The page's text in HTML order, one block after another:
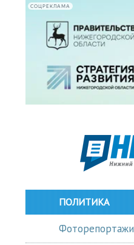
СОЦРЕКЛАМА
ПОЛИТИКА
Фоторепортажи